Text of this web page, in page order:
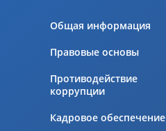
Общая информация
Правовые основы
Противодействие
коррупции
Кадровое обеспечение